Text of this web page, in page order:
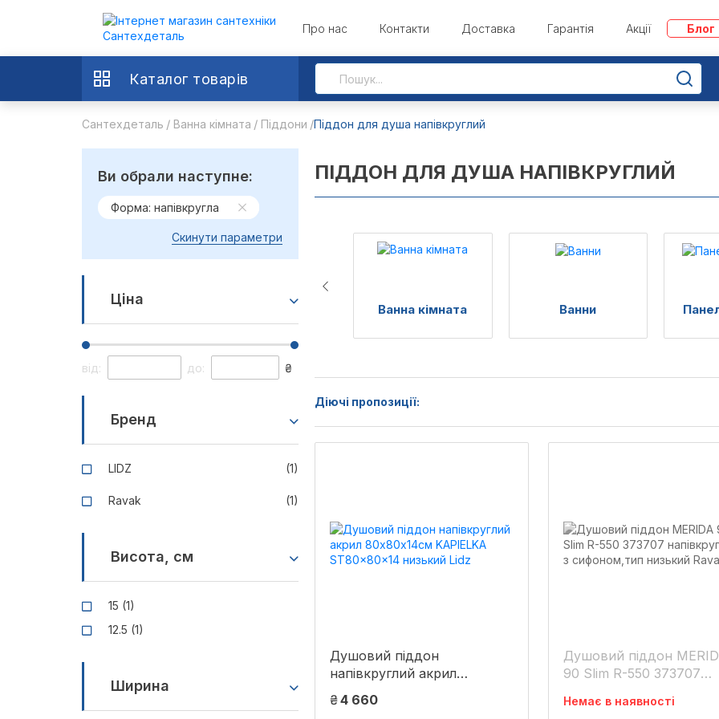
Про нас Контакти Доставка Гарантія Акції Блог
Каталог товарів
Сантехдеталь Ванна кімната Піддони Піддон для душа напівкруглий
Ви обрали наступне:
Форма: напівкругла
Скинути параметри
Ціна
від: до: ₴
Бренд
LIDZ (1)
Ravak (1)
Висота, см
15 (1)
12.5 (1)
Ширина
ПІДДОН ДЛЯ ДУША НАПІВКРУГЛИЙ
Ванна кімната Ванни
Діючі пропозиції:
Душовий піддон
напівкруглий акрил
80х80х14см KAPIELKA
ST80x80x14 низький Lidz
₴4 660
Душовий піддон
90 Slim R-550 373707
сифоном,тип низький
Немає в наявності